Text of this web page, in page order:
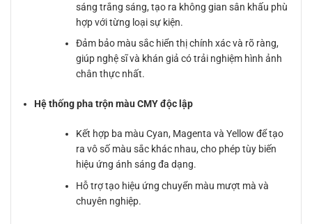
sáng trắng sáng, tạo ra không gian sân khấu phù
hợp với từng loại sự kiện.
Đảm bảo màu sắc hiển thị chính xác và rõ ràng,
giúp nghệ sĩ và khán giả có trải nghiệm hình ảnh
chân thực nhất.
Hệ thống pha trộn màu CMY độc lập
Kết hợp ba màu Cyan, Magenta và Yellow để tạo
ra vô số màu sắc khác nhau, cho phép tùy biến
hiệu ứng ánh sáng đa dạng.
Hỗ trợ tạo hiệu ứng chuyển màu mượt mà và
chuyên nghiệp.